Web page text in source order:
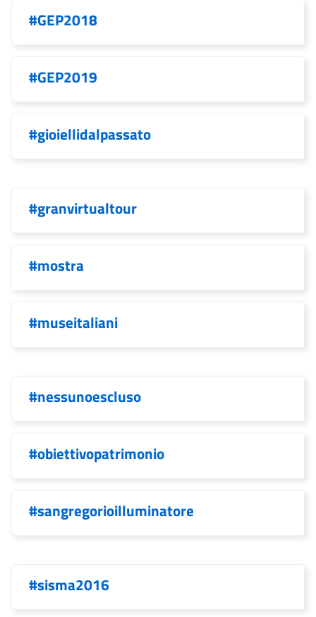
#GEP2018
#GEP2019
#gioiellidalpassato
#granvirtualtour
#mostra
#museitaliani
#nessunoescluso
#obiettivopatrimonio
#sangregorioilluminatore
#sisma2016